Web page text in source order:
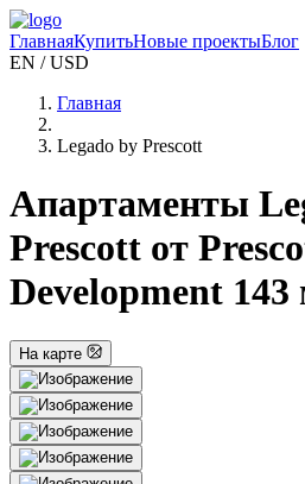
ГлавнаяКупитьНовые проектыБлог
EN / USD
Главная
Legado by Prescott
Апартаменты
Prescott от
Development 143
На карте